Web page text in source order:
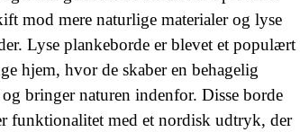
mod mere naturlige materialer og lyse
Lyse plankeborde er blevet et populært
hjem, hvor de skaber en behagelig
bringer naturen indenfor. Disse borde
funktionalitet med et nordisk udtryk, der